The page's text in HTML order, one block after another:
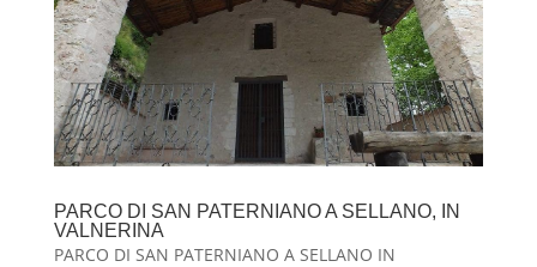
PARCO DI SAN PATERNIANO A SELLANO, IN
VALNERINA
PARCO DI SAN PATERNIANO A SELLANO IN